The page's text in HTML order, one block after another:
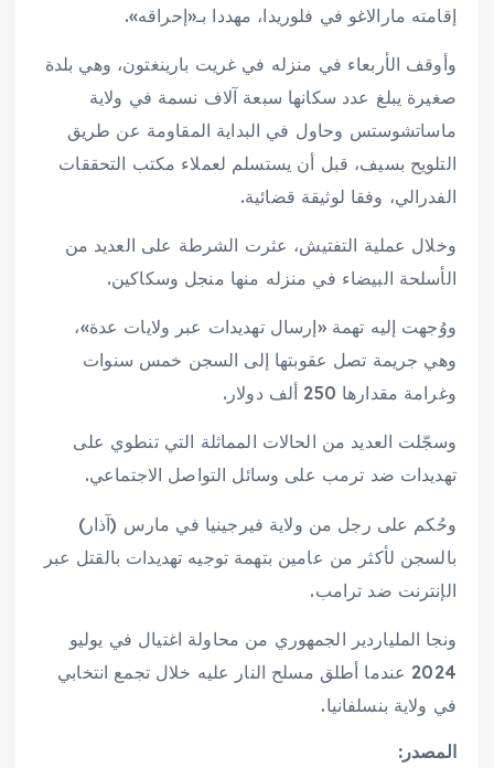
إقامته مارالاغو في فلوريدا، مهددا بـ«إحراقه».
وأوقف الأربعاء في منزله في غريت بارينغتون، وهي بلدة
صغيرة يبلغ عدد سكانها سبعة آلاف نسمة في ولاية
ماساتشوستس وحاول في البداية المقاومة عن طريق
التلويح بسيف، قبل أن يستسلم لعملاء مكتب التحققات
الفدرالي، وفقا لوثيقة قضائية.
وخلال عملية التفتيش، عثرت الشرطة على العديد من
الأسلحة البيضاء في منزله منها منجل وسكاكين.
ووُجهت إليه تهمة «إرسال تهديدات عبر ولايات عدة»،
وهي جريمة تصل عقوبتها إلى السجن خمس سنوات
وغرامة مقدارها 250 ألف دولار.
وسجّلت العديد من الحالات المماثلة التي تنطوي على
تهديدات ضد ترمب على وسائل التواصل الاجتماعي.
وحُكم على رجل من ولاية فيرجينيا في مارس (آذار)
بالسجن لأكثر من عامين بتهمة توجيه تهديدات بالقتل عبر
الإنترنت ضد ترامب.
ونجا الملياردير الجمهوري من محاولة اغتيال في يوليو
2024 عندما أطلق مسلح النار عليه خلال تجمع انتخابي
في ولاية بنسلفانيا.
المصدر: